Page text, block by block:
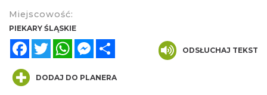
Miejscowość:
PIEKARY ŚLĄSKIE
FacebookTwitterWhatsAppMessenger
ODSŁUCHAJ TEKST
DODAJ DO PLANERA